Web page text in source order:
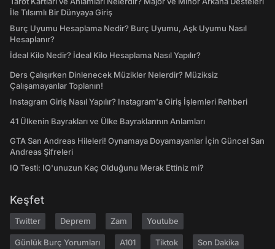
İle Tılsımlı Bir Dünyaya Giriş
Burç Uyumu Hesaplama Nedir? Burç Uyumu, Aşk Uyumu Nasıl
Hesaplanır?
İdeal Kilo Nedir? İdeal Kilo Hesaplama Nasıl Yapılır?
Ders Çalışırken Dinlenecek Müzikler Nelerdir? Müziksiz
Çalışamayanlar Toplanın!
Instagram Giriş Nasıl Yapılır? Instagram'a Giriş İşlemleri Rehberi
41 Ülkenin Bayrakları ve Ülke Bayraklarının Anlamları
GTA San Andreas Hileleri! Oynamaya Doyamayanlar İçin Güncel San
Andreas Şifreleri
IQ Testi: IQ'unuzun Kaç Olduğunu Merak Ettiniz mi?
Keşfet
Twitter Deprem Zam Youtube
Günlük Burç Yorumları A101 Tiktok Son Dakika